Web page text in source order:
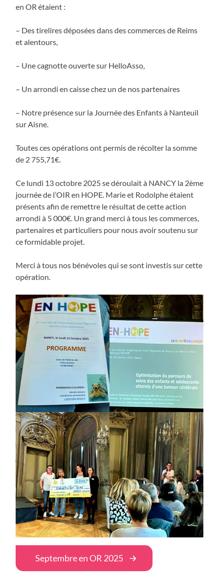
en OR étaient :
– Des tirelires déposées dans des commerces de Reims
et alentours,
– Une cagnotte ouverte sur HelloAsso,
– Un arrondi en caisse chez un de nos partenaires
– Notre présence sur la Journée des Enfants à Nanteuil
sur Aisne.
Toutes ces opérations ont permis de récolter la somme
de 2 755,71€.
Ce lundi 13 octobre 2025 se déroulait à NANCY la 2ème
journée de l’OIR en HOPE. Marie et Rodolphe étaient
présents afin de remettre le résultat de cette action
arrondi à 5 000€. Un grand merci à tous les commerces,
partenaires et particuliers pour nous avoir soutenu sur
ce formidable projet.
Merci à tous nos bénévoles qui se sont investis sur cette
opération.
Septembre en OR 2025